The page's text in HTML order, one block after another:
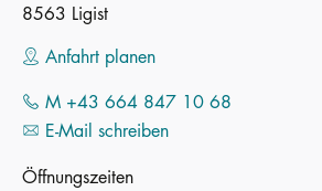
8563 Ligist
Anfahrt planen
M +43 664 847 10 68
E-Mail schreiben
Öffnungszeiten